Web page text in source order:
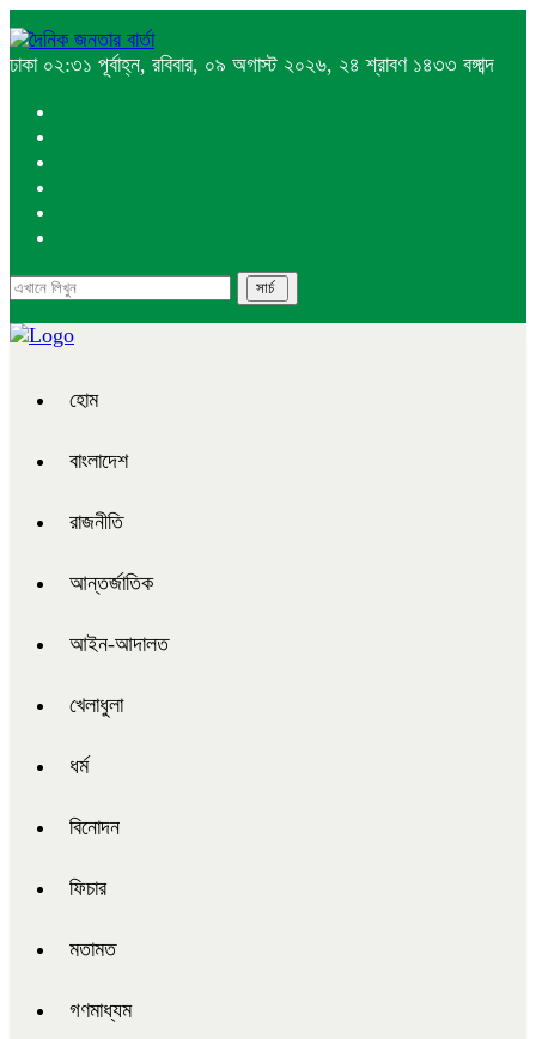
ঢাকা ০২:৩১ পূর্বাহ্ন, রবিবার, ০৯ অগাস্ট ২০২৬, ২৪ শ্রাবণ ১৪৩৩ বঙ্গাব্দ
হোম
বাংলাদেশ
রাজনীতি
আন্তর্জাতিক
আইন-আদালত
খেলাধুলা
ধর্ম
বিনোদন
ফিচার
মতামত
গণমাধ্যম